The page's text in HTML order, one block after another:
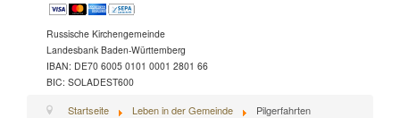
Russische Kirchengemeinde
Landesbank Baden-Württemberg
IBAN: DE70 6005 0101 0001 2801 66
BIC: SOLADEST600
Startseite Leben in der Gemeinde Pilgerfahrten